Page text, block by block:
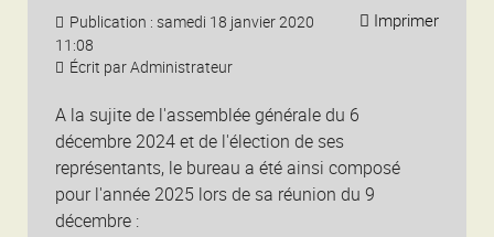
Imprimer
Publication : samedi 18 janvier 2020
11:08
Écrit parAdministrateur
A la sujite de l'assemblée générale du 6
décembre 2024 et de l'élection de ses
représentants, le bureau a été ainsi composé
pour l'année 2025 lors de sa réunion du 9
décembre :